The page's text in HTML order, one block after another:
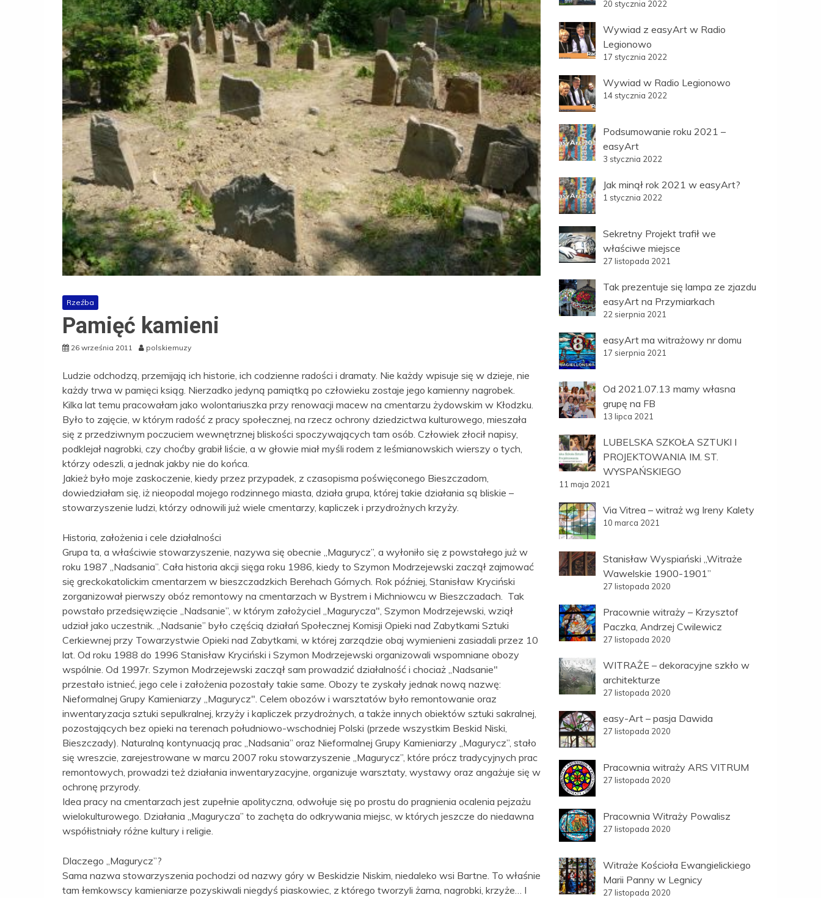
Rzeźba
Pamięć kamieni
26 września 2011 polskiemuzy
Ludzie odchodzą, przemijają ich historie, ich codzienne radości i dramaty. Nie każdy wpisuje się w dzieje, nie
każdy trwa w pamięci ksiąg. Nierzadko jedyną pamiątką po człowieku zostaje jego kamienny nagrobek.
Kilka lat temu pracowałam jako wolontariuszka przy renowacji macew na cmentarzu żydowskim w Kłodzku.
Było to zajęcie, w którym radość z pracy społecznej, na rzecz ochrony dziedzictwa kulturowego, mieszała
się z przedziwnym poczuciem wewnętrznej bliskości spoczywających tam osób. Człowiek złocił napisy,
podklejał nagrobki, czy choćby grabił liście, a w głowie miał myśli rodem z leśmianowskich wierszy o tych,
którzy odeszli, a jednak jakby nie do końca.
Jakież było moje zaskoczenie, kiedy przez przypadek, z czasopisma poświęconego Bieszczadom,
dowiedziałam się, iż nieopodal mojego rodzinnego miasta, działa grupa, której takie działania są bliskie –
stowarzyszenie ludzi, którzy odnowili już wiele cmentarzy, kapliczek i przydrożnych krzyży.
Historia, założenia i cele działalności
Grupa ta, a właściwie stowarzyszenie, nazywa się obecnie „Magurycz”, a wyłoniło się z powstałego już w
roku 1987 „Nadsania”. Cała historia akcji sięga roku 1986, kiedy to Szymon Modrzejewski zaczął zajmować
się greckokatolickim cmentarzem w bieszczadzkich Berehach Górnych. Rok później, Stanisław Kryciński
zorganizował pierwszy obóz remontowy na cmentarzach w Bystrem i Michniowcu w Bieszczadach. Tak
powstało przedsięwzięcie „Nadsanie”, w którym założyciel „Magurycza", Szymon Modrzejewski, wziął
udział jako uczestnik. „Nadsanie” było częścią działań Społecznej Komisji Opieki nad Zabytkami Sztuki
Cerkiewnej przy Towarzystwie Opieki nad Zabytkami, w której zarządzie obaj wymienieni zasiadali przez 10
lat. Od roku 1988 do 1996 Stanisław Kryciński i Szymon Modrzejewski organizowali wspomniane obozy
wspólnie. Od 1997r. Szymon Modrzejewski zaczął sam prowadzić działalność i chociaż „Nadsanie"
przestało istnieć, jego cele i założenia pozostały takie same. Obozy te zyskały jednak nową nazwę:
Nieformalnej Grupy Kamieniarzy „Magurycz". Celem obozów i warsztatów było remontowanie oraz
inwentaryzacja sztuki sepulkralnej, krzyży i kapliczek przydrożnych, a także innych obiektów sztuki sakralnej,
pozostających bez opieki na terenach południowo-wschodniej Polski (przede wszystkim Beskid Niski,
Bieszczady). Naturalną kontynuacją prac „Nadsania” oraz Nieformalnej Grupy Kamieniarzy „Magurycz”, stało
się wreszcie, zarejestrowane w marcu 2007 roku stowarzyszenie „Magurycz”, które prócz tradycyjnych prac
remontowych, prowadzi też działania inwentaryzacyjne, organizuje warsztaty, wystawy oraz angażuje się w
ochronę przyrody.
Idea pracy na cmentarzach jest zupełnie apolityczna, odwołuje się po prostu do pragnienia ocalenia pejzażu
wielokulturowego. Działania „Magurycza” to zachęta do odkrywania miejsc, w których jeszcze do niedawna
współistniały różne kultury i religie.
Dlaczego „Magurycz”?
Sama nazwa stowarzyszenia pochodzi od nazwy góry w Beskidzie Niskim, niedaleko wsi Bartne. To właśnie
tam łemkowscy kamieniarze pozyskiwali niegdyś piaskowiec, z którego tworzyli żarna, nagrobki, krzyże… I
20 stycznia 2022
Wywiad z easyArt w Radio
Legionowo
17 stycznia 2022
Wywiad w Radio Legionowo
14 stycznia 2022
Podsumowanie roku 2021 –
easyArt
3 stycznia 2022
Jak minął rok 2021 w easyArt?
1 stycznia 2022
Sekretny Projekt trafił we
właściwe miejsce
27 listopada 2021
Tak prezentuje się lampa ze zjazdu
easyArt na Przymiarkach
22 sierpnia 2021
easyArt ma witrażowy nr domu
17 sierpnia 2021
Od 2021.07.13 mamy własna
grupę na FB
13 lipca 2021
LUBELSKA SZKOŁA SZTUKI I
PROJEKTOWANIA IM. ST.
WYSPAŃSKIEGO
11 maja 2021
Via Vitrea – witraż wg Ireny Kalety
10 marca 2021
Stanisław Wyspiański „Witraże
Wawelskie 1900-1901”
27 listopada 2020
Pracownie witraży – Krzysztof
Paczka, Andrzej Cwilewicz
27 listopada 2020
WITRAŻE – dekoracyjne szkło w
architekturze
27 listopada 2020
easy-Art – pasja Dawida
27 listopada 2020
Pracownia witraży ARS VITRUM
27 listopada 2020
Pracownia Witraży Powalisz
27 listopada 2020
Witraże Kościoła Ewangielickiego
Marii Panny w Legnicy
27 listopada 2020